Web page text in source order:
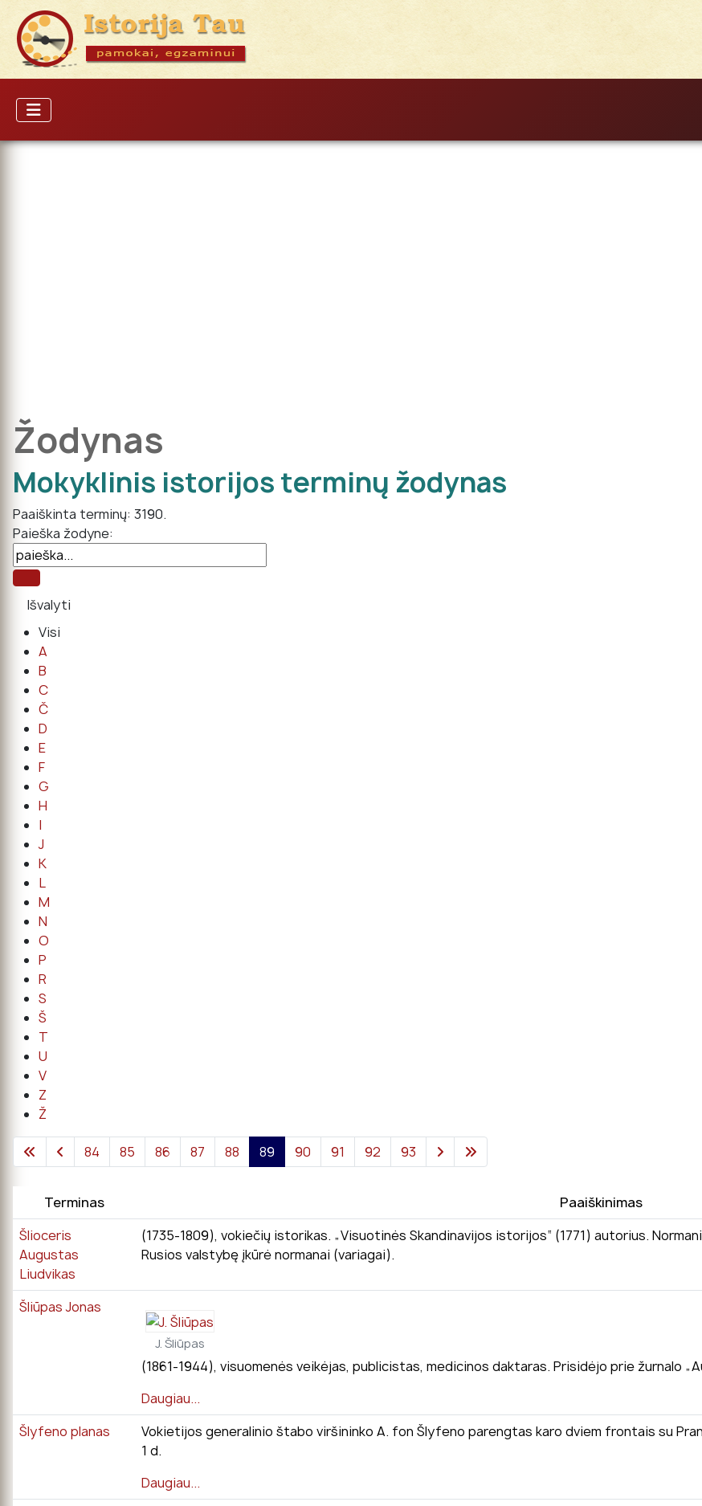
Žodynas
Mokyklinis istorijos terminų žodynas
Paaiškinta terminų: 3190.
Paieška žodyne:
Visi
A
B
C
Č
D
E
F
G
H
I
J
K
L
M
N
O
P
R
S
Š
T
U
V
Z
Ž
84 85 86 87 88 89 90 91 92 93
Terminas
Paaiškinimas
Šlioceris
Augustas
Liudvikas
(1735-1809), vokiečių istorikas. „Visuotinės Skandinavijos istorijos“ (1771) autorius.
Rusios valstybę įkūrė normanai (variagai).
Šliūpas Jonas
J. Šliūpas
(1861-1944), visuomenės veikėjas, publicistas, medicinos daktaras. Prisidėjo prie žurnalo
Daugiau...
Šlyfeno planas
Vokietijos generalinio štabo viršininko A. fon Šlyfeno parengtas karo dviem frontais su
1 d.
Daugiau...